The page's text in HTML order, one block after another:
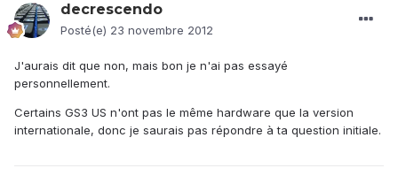
decrescendo
Posté(e) 23 novembre 2012
J'aurais dit que non, mais bon je n'ai pas essayé
personnellement.
Certains GS3 US n'ont pas le même hardware que la version
internationale, donc je saurais pas répondre à ta question initiale.